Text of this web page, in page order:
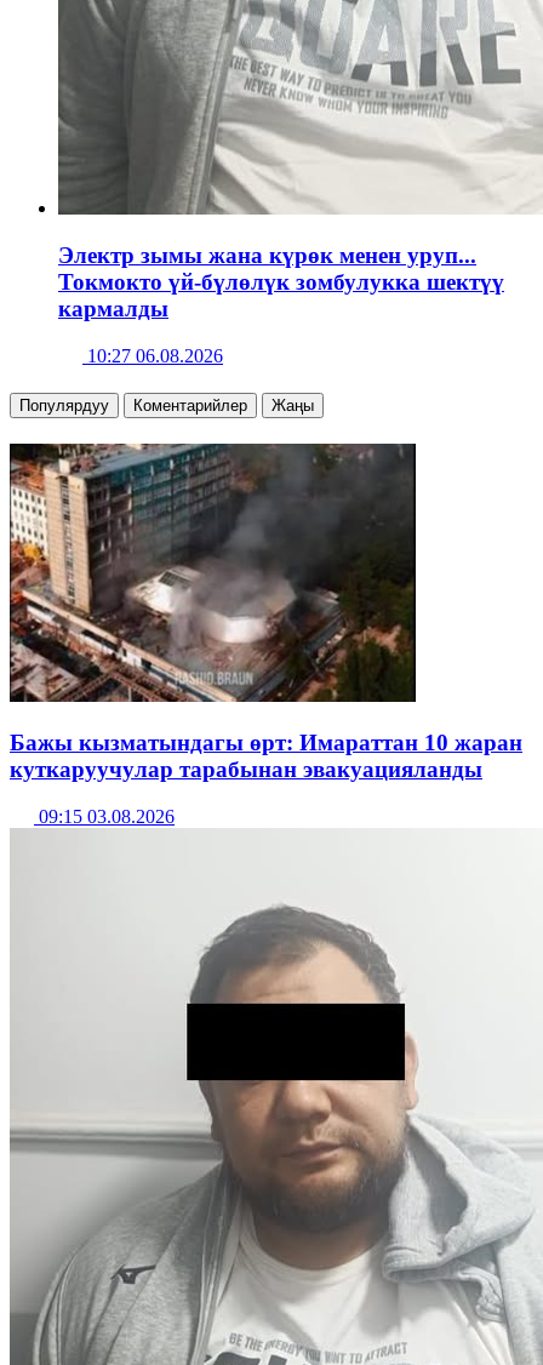
Электр зымы жана күрөк менен уруп...
Токмокто үй-бүлөлүк зомбулукка шектүү
кармалды
10:27 06.08.2026
Популярдуу Коментарийлер Жаңы
Бажы кызматындагы өрт: Имараттан 10 жаран
куткаруучулар тарабынан эвакуацияланды
09:15 03.08.2026